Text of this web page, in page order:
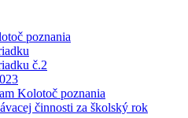
poznania
č.2
Kolotoč poznania
činnosti za školský rok